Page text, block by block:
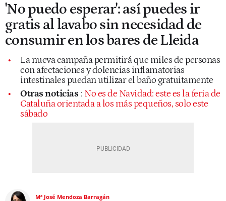
'No puedo esperar': así puedes ir
gratis al lavabo sin necesidad de
consumir en los bares de Lleida
La nueva campaña permitirá que miles de personas
con afectaciones y dolencias inflamatorias
intestinales puedan utilizar el baño gratuitamente
Otras noticias : No es de Navidad: este es la feria de
Cataluña orientada a los más pequeños, solo este
sábado
Mª José Mendoza Barragán